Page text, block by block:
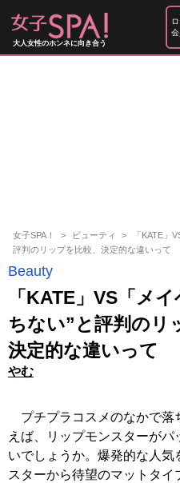
大人女性のホンネに向き合う
女子SPA！ ビューティ
「KATE」
評判のリップを比較、決定的な違いって
Beauty
「KATE」VS「メ
ちない”と評判のリ
決定的な違いって
やむ
プチプラコスメのなかで落
えば、リップモンスターがパ
いでしょうか。爆発的な人気
スターから待望のマットタイ